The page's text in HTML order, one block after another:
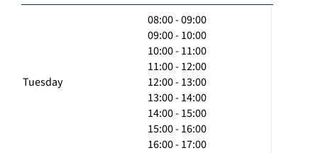
Tuesday
08:00 - 09:00
09:00 - 10:00
10:00 - 11:00
11:00 - 12:00
12:00 - 13:00
13:00 - 14:00
14:00 - 15:00
15:00 - 16:00
16:00 - 17:00